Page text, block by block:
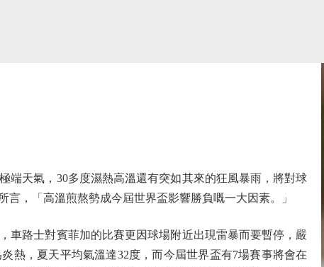
天氣，30多度濕熱高溫還有突如其來的狂風暴雨，將對球
，「高溫煎熬勢成今屆世界盃影響勝負嘅一大因素。」
路士對賓菲加的比賽更因球場附近出現雷暴而要暫停，嚴
熱，夏天平均氣溫達32度，而今屆世界盃有7場賽事將會在